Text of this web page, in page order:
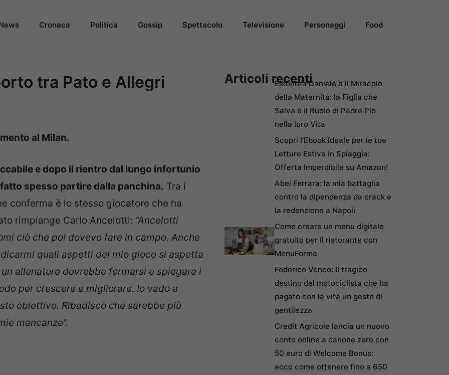
Cronaca Politica Gossip Spettacolo Televisione Personaggi Food
tra Pato e Allegri
al Milan.
e dopo il rientro dal lungo infortunio
spesso partire dalla panchina. Tra i
conferma è lo stesso giocatore che ha
rimpiange Carlo Ancelotti: “Ancelotti
ciò che poi dovevo fare in campo. Anche
quali aspetti del mio gioco si aspetta
allenatore dovrebbe fermarsi e spiegare i
per crescere e migliorare. Io vado a
obiettivo. Ribadisco che sarebbe più
mancanze”.
Articoli recentiEleonora Daniele e il Miracolo
della Maternità: la Figlia che
Salva e il Ruolo di Padre Pio
nella loro Vita
Scopri l’Ebook Ideale per le tue
Letture Estive in Spiaggia:
Offerta Imperdibile su Amazon!
Abel Ferrara: la mia battaglia
contro la dipendenza da crack e
la redenzione a Napoli
Come creare un menu digitale
gratuito per il ristorante con
MenuForma
Federico Venco: Il tragico
destino del motociclista che ha
pagato con la vita un gesto di
gentilezza
Credit Agricole lancia un nuovo
conto online a canone zero con
50 euro di Welcome Bonus:
ecco come ottenere fino a 650